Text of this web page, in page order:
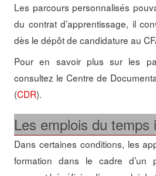
Les parcours personnalisés
du contrat d’apprentissage, il
dès le dépôt de candidature au
Pour en savoir plus sur les
consultez le Centre de
(CDR).
Les emplois du temps
Dans certaines conditions, les
formation dans le cadre d’un